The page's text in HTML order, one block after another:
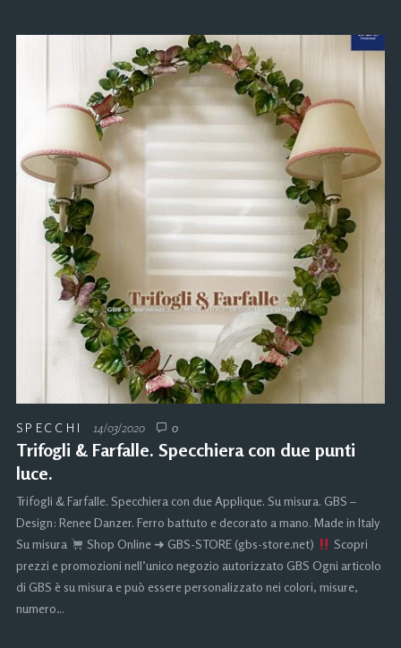
SPECCHI 14/03/2020 0
Trifogli & Farfalle. Specchiera con due punti
luce.
Trifogli & Farfalle. Specchiera con due Applique. Su misura. GBS –
Design: Renee Danzer. Ferro battuto e decorato a mano. Made in Italy
Su misura
Shop Online ➜ GBS-STORE (gbs-store.net)
Scopri
prezzi e promozioni nell’unico negozio autorizzato GBS Ogni articolo
di GBS è su misura e può essere personalizzato nei colori, misure,
numero…